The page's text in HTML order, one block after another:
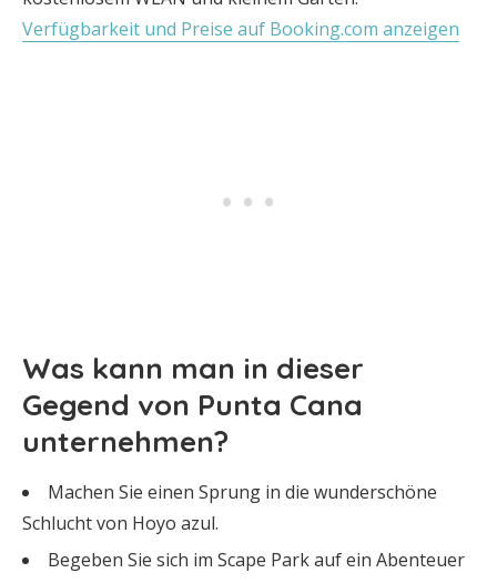
Verfügbarkeit und Preise auf Booking.com anzeigen
Was kann man in dieser
Gegend von Punta Cana
unternehmen?
Machen Sie einen Sprung in die wunderschöne
Schlucht von Hoyo azul.
Begeben Sie sich im Scape Park auf ein Abenteuer